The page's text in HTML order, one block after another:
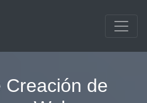
Creación de